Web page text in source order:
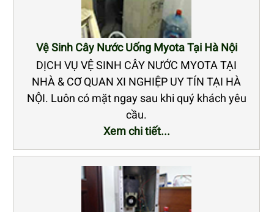
Vệ Sinh Cây Nước Uống Myota Tại Hà Nội
DỊCH VỤ VỆ SINH CÂY NƯỚC MYOTA TẠI
NHÀ & CƠ QUAN XI NGHIỆP UY TÍN TẠI HÀ
NỘI. Luôn có mặt ngay sau khi quý khách yêu
cầu.
Xem chi tiết...